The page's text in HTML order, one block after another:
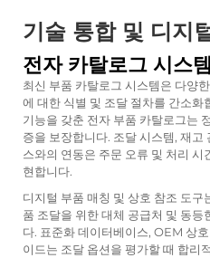
기술 통합 및 디지
전자 카탈로그 시스템
최신 부품 카탈로그 시스템은 다양
에 대한 식별 및 조달 절차를 간소
기능을 갖춘 전자 부품 카탈로그는
증을 보장합니다. 조달 시스템, 재고
스와의 연동은 주문 오류 및 처리
현합니다.
디지털 부품 매칭 및 상호 참조 도
품 조달을 위한 대체 공급처 및 동등
다. 표준화 데이터베이스, OEM 상
이드는 조달 옵션을 평가할 때 합리